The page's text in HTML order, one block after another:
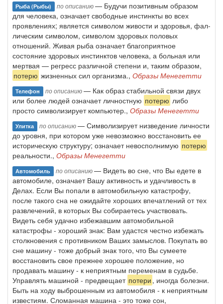
Рыба (рыбы) по описанию— Будучи позитивным образом
для человека, означает свободные инстин­кты во всех
проявлениях; является символом живости и здоровья, фал­
лическим символом, символом здоровых половых
отношений. Живая рыба означает благоприятное
состояние здоровых инстинктов челове­ка, а больная или
мертвая — регресс различной степени и, таким обра­зом,
потерю жизненных сил организма., Образы Менегетти
Телефон по описанию— Как образ стабильной связи двух
или более людей означает личностную потерю либо
просто символизирует компьютер., Образы Менегетти
Улитка по описанию— Символизирует низведение личности
до уровня, при котором уже не­возможно восстановить ее
историческую структуру; означает невоспол­нимую потерю
реальности., Образы Менегетти
Автомобиль по описанию— Видеть во сне, что Вы едете в
автомобиле, означает Вашу активность и удачливость в
Делах. Если Вы попали в автомобильную катастрофу,
после такого сна не ожидайте хороших впечатлений от тех
развлечений, в которых Вы собираетесь участвовать.
Видеть себя удачно избежавшим автомобильной
катастрофы - хороший знак: Вам удастся честно избежать
столкновения с противником Ваших замыслов. Покупать во
сне машину - тоже добрый знак того, что Вы сумеете
восстановить свое прежнее хорошее положение, но
продавать машину - к неприятным переменам в судьбе.
Управлять машиной - предвещает потери , иногда болезни.
Быть на ходу выброшенным из автомобиля - к неприятным
известиям. Сломанная машина - это тоже сон,